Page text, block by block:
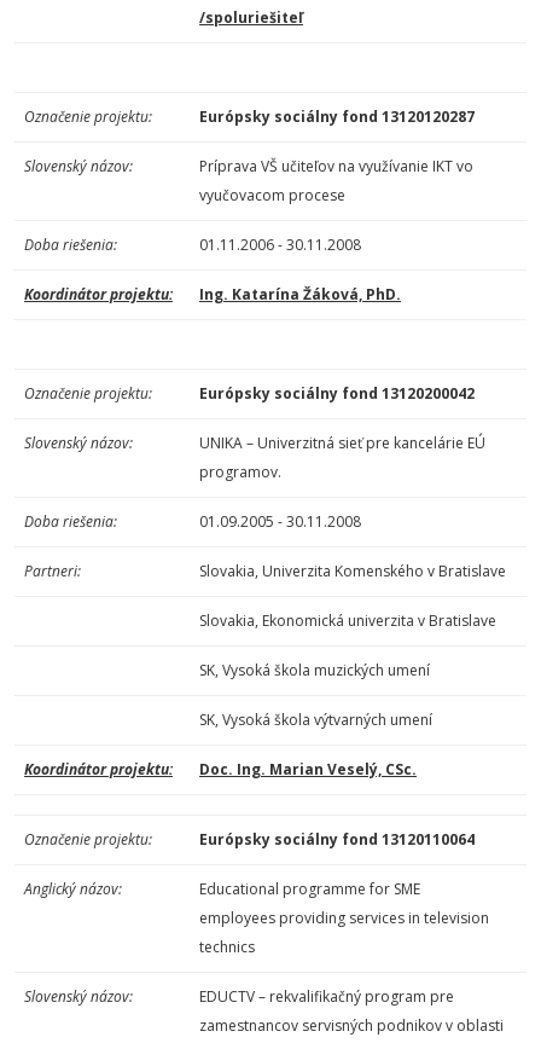
/spoluriešiteľ
Označenie projektu: Európsky sociálny fond 13120120287
Slovenský názov:
Príprava VŠ učiteľov na využívanie IKT vo
vyučovacom procese
Doba riešenia: 01.11.2006 - 30.11.2008
Koordinátor projektu: Ing. Katarína Žáková, PhD.
Označenie projektu: Európsky sociálny fond 13120200042
Slovenský názov:
UNIKA – Univerzitná sieť pre kancelárie EÚ
programov.
Doba riešenia: 01.09.2005 - 30.11.2008
Partneri: Slovakia, Univerzita Komenského v Bratislave
Slovakia, Ekonomická univerzita v Bratislave
SK, Vysoká škola muzických umení
SK, Vysoká škola výtvarných umení
Koordinátor projektu: Doc. Ing. Marian Veselý, CSc.
Označenie projektu: Európsky sociálny fond 13120110064
Anglický názov:
Educational programme for SME
employees providing services in television
technics
Slovenský názov:
EDUCTV – rekvalifikačný program pre
zamestnancov servisných podnikov v oblasti